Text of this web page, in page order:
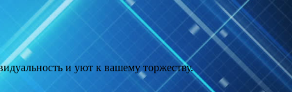
и уют к вашему торжеству.